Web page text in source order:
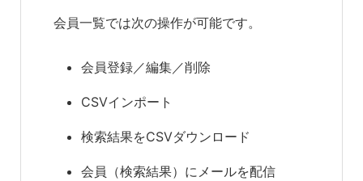
会員一覧では次の操作が可能です。
会員登録／編集／削除
CSVインポート
検索結果をCSVダウンロード
会員（検索結果）にメールを配信